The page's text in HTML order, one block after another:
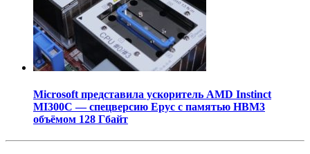
Microsoft представила ускоритель AMD Instinct
MI300C — спецверсию Epyc с памятью HBM3
объёмом 128 Гбайт